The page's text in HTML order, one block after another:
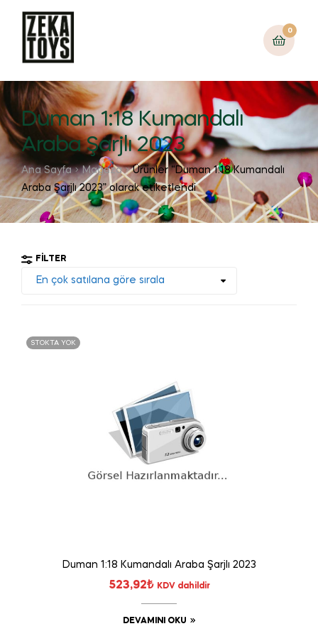
0
Duman 1:18 Kumandalı
Araba Şarjlı 2023
Ana Sayfa Mağaza
Ürünler “Duman 1:18 Kumandalı
Araba Şarjlı 2023” olarak etiketlendi
FILTER
STOKTA YOK
Duman 1:18 Kumandalı Araba Şarjlı 2023
523,92₺ KDV dahildir
DEVAMINI OKU